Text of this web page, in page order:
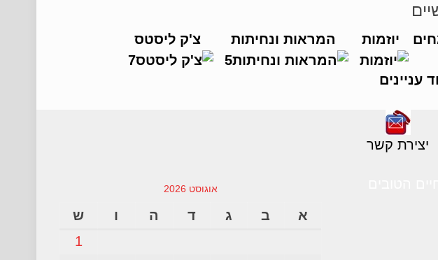
יוזמות המראות ונחיתות צ'ק ליסטס
עניינים
יצירת קשר
אוגוסט 2026
א ב ג ד ה ו
ש
1